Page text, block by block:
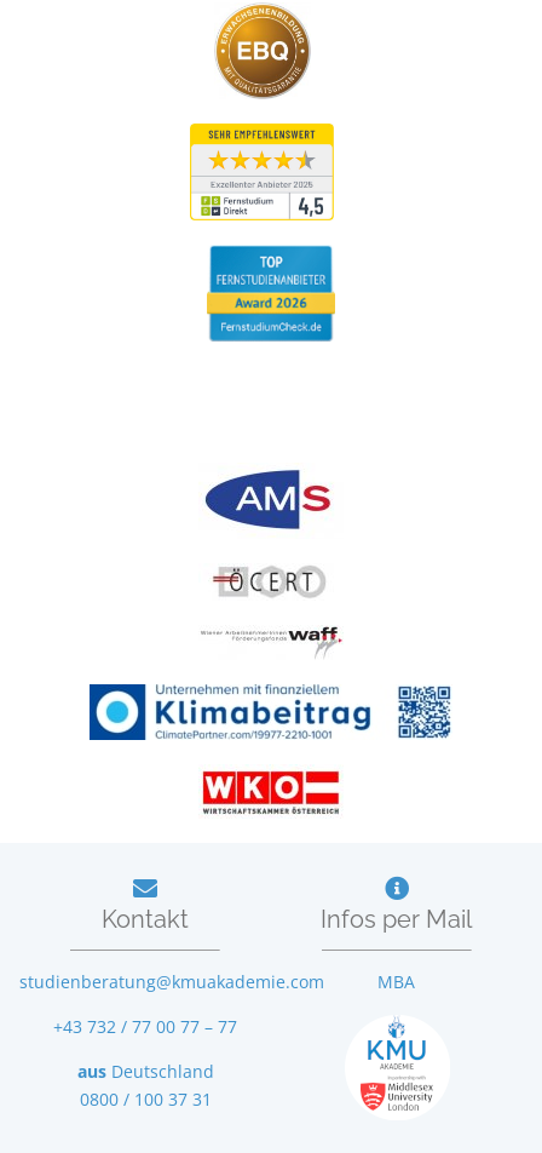
Kontakt
studienberatung@kmuakademie.com
+43 732 / 77 00 77 – 77
ausDeutschland
0800 / 100 37 31
Infos per Mail
MBA